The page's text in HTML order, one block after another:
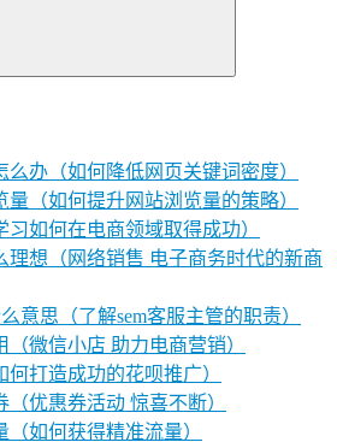
么办（如何降低网页关键词密度）
（如何提升网站浏览量的策略）
习如何在电商领域取得成功）
理想（网络销售 电子商务时代的新商
意思（了解sem客服主管的职责）
微信小店 助力电商营销）
打造成功的花呗推广）
优惠券活动 惊喜不断）
如何获得精准流量）